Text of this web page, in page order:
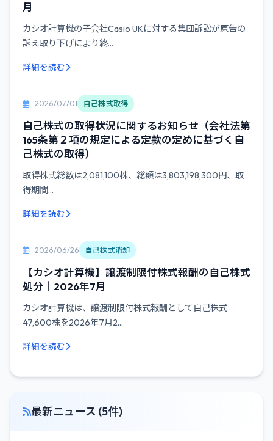
月
カシオ計算機の子会社Casio UKに対する集団訴訟が原告の
訴え取り下げにより終...
詳細を読む
2026/07/01 自己株式取得
自己株式の取得状況に関するお知らせ（会社法第
165条第２項の規定による定款の定めに基づく自
己株式の取得）
取得株式総数は2,081,100株、総額は3,803,198,300円、取
得期間...
詳細を読む
2026/06/26 自己株式消却
【カシオ計算機】譲渡制限付株式報酬の自己株式
処分｜2026年7月
カシオ計算機は、譲渡制限付株式報酬として自己株式
47,600株を2026年7月2...
詳細を読む
最新ニュース (5件)